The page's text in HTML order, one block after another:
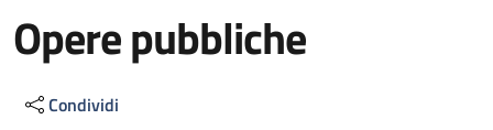
Opere pubbliche
Condividi